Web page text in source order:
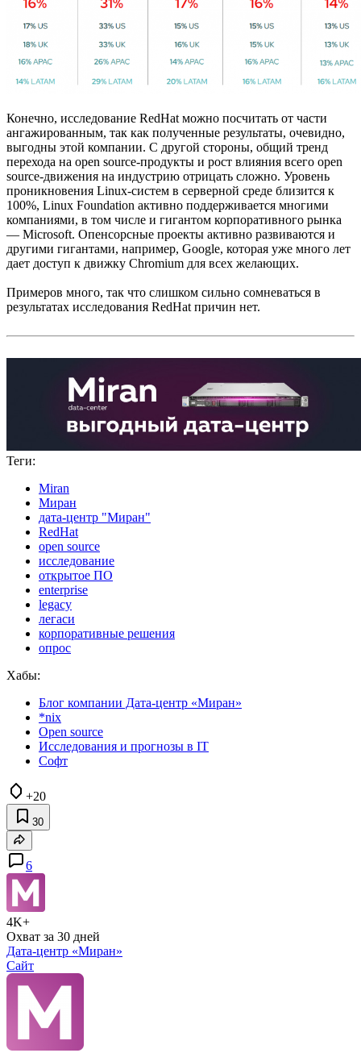
Конечно, исследование RedHat можно посчитать от части
ангажированным, так как полученные результаты, очевидно,
выгодны этой компании. С другой стороны, общий тренд
перехода на open source-продукты и рост влияния всего open
source-движения на индустрию отрицать сложно. Уровень
проникновения Linux-систем в серверной среде близится к
100%, Linux Foundation активно поддерживается многими
компаниями, в том числе и гигантом корпоративного рынка
— Microsoft. Опенсорсные проекты активно развиваются и
другими гигантами, например, Google, которая уже много лет
дает доступ к движку Chromium для всех желающих.
Примеров много, так что слишком сильно сомневаться в
результатах исследования RedHat причин нет.
Теги:
Miran
Миран
дата-центр "Миран"
RedHat
open source
исследование
открытое ПО
enterprise
legacy
легаси
корпоративные решения
опрос
Хабы:
Блог компании Дата-центр «Миран»
*nix
Open source
Исследования и прогнозы в IT
Софт
+20
30
6
4K+
Охват за 30 дней
Дата-центр «Миран»
Сайт